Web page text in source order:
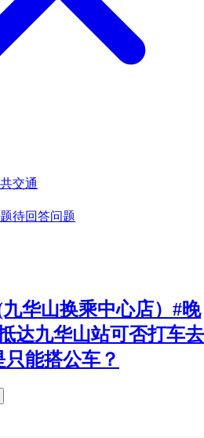
交通
待回答问题
华山换乘中心店）#晚
达九华山站可否打车去
能搭公车？